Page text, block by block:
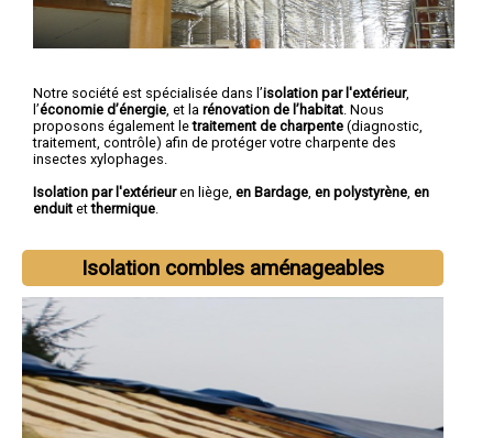
Notre société est spécialisée dans l’isolation par l'extérieur,
l’économie d’énergie, et la rénovation de l’habitat. Nous
proposons également letraitement de charpente (diagnostic,
traitement, contrôle) afin de protéger votre charpente des
insectes xylophages.
Isolation par l'extérieuren liège, en Bardage, en polystyrène, en
enduit etthermique.
Isolation combles aménageables